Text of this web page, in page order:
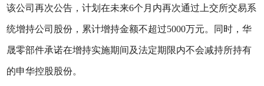
该公司再次公告，计划在未来6个月内再次通过上交所交易系
统增持公司股份，累计增持金额不超过5000万元。同时，华
晟零部件承诺在增持实施期间及法定期限内不会减持所持有
的申华控股股份。